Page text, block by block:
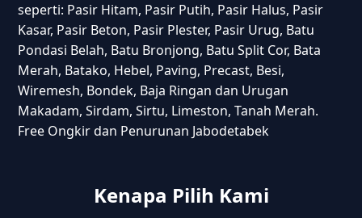
seperti: Pasir Hitam, Pasir Putih, Pasir Halus, Pasir
Kasar, Pasir Beton, Pasir Plester, Pasir Urug, Batu
Pondasi Belah, Batu Bronjong, Batu Split Cor, Bata
Merah, Batako, Hebel, Paving, Precast, Besi,
Wiremesh, Bondek, Baja Ringan dan Urugan
Makadam, Sirdam, Sirtu, Limeston, Tanah Merah.
Free Ongkir dan Penurunan Jabodetabek
Kenapa Pilih Kami